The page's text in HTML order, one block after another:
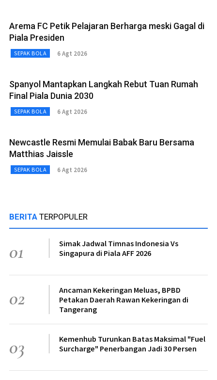
Arema FC Petik Pelajaran Berharga meski Gagal di
Piala Presiden
SEPAK BOLA 6 Agt 2026
Spanyol Mantapkan Langkah Rebut Tuan Rumah
Final Piala Dunia 2030
SEPAK BOLA 6 Agt 2026
Newcastle Resmi Memulai Babak Baru Bersama
Matthias Jaissle
SEPAK BOLA 6 Agt 2026
BERITA TERPOPULER
01
Simak Jadwal Timnas Indonesia Vs
Singapura di Piala AFF 2026
02
Ancaman Kekeringan Meluas, BPBD
Petakan Daerah Rawan Kekeringan di
Tangerang
03
Kemenhub Turunkan Batas Maksimal "Fuel
Surcharge" Penerbangan Jadi 30 Persen